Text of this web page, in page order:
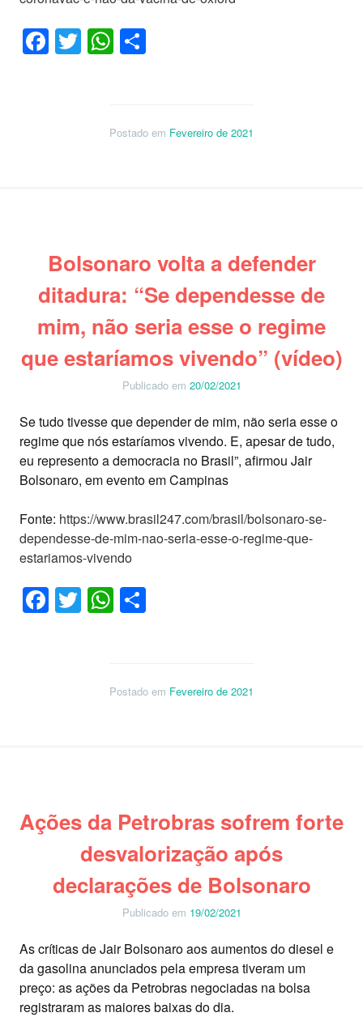
Facebook
TwitterWhatsApp
Postado em Fevereiro de 2021
Bolsonaro volta a defender
ditadura: “Se dependesse de
mim, não seria esse o regime
que estaríamos vivendo” (vídeo)
Publicado em 20/02/2021
Se tudo tivesse que depender de mim, não seria esse o
regime que nós estaríamos vivendo. E, apesar de tudo,
eu represento a democracia no Brasil”, afirmou Jair
Bolsonaro, em evento em Campinas
Fonte: https://www.brasil247.com/brasil/bolsonaro-se-
dependesse-de-mim-nao-seria-esse-o-regime-que-
estariamos-vivendo
Facebook
TwitterWhatsApp
Postado em Fevereiro de 2021
Ações da Petrobras sofrem forte
desvalorização após
declarações de Bolsonaro
Publicado em 19/02/2021
As críticas de Jair Bolsonaro aos aumentos do diesel e
da gasolina anunciados pela empresa tiveram um
preço: as ações da Petrobras negociadas na bolsa
registraram as maiores baixas do dia.